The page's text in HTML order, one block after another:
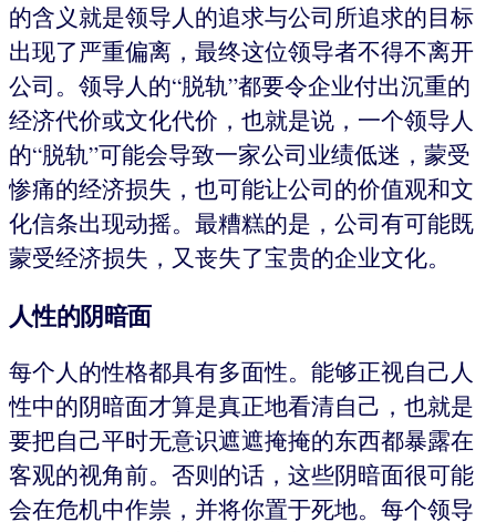
的含义就是领导人的追求与公司所追求的目标
出现了严重偏离，最终这位领导者不得不离开
公司。领导人的“脱轨”都要令企业付出沉重的
经济代价或文化代价，也就是说，一个领导人
的“脱轨”可能会导致一家公司业绩低迷，蒙受
惨痛的经济损失，也可能让公司的价值观和文
化信条出现动摇。最糟糕的是，公司有可能既
蒙受经济损失，又丧失了宝贵的企业文化。
人性的阴暗面
每个人的性格都具有多面性。能够正视自己人
性中的阴暗面才算是真正地看清自己，也就是
要把自己平时无意识遮遮掩掩的东西都暴露在
客观的视角前。否则的话，这些阴暗面很可能
会在危机中作祟，并将你置于死地。每个领导